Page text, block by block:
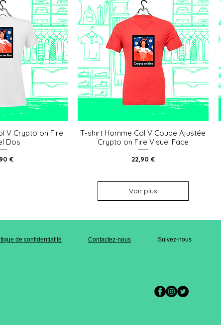
rapide
V Crypto on Fire
Dos
€
Aperçu rapide
T-shirt Homme Col V Coupe Ajustée
Crypto on Fire Visuel Face
Prix
22,90 €
Voir plus
de confidentialité Contactez-nous Suivez-nous